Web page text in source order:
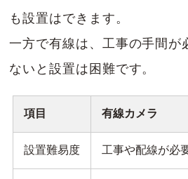
も設置はできます。
一方で有線は、工事の手間が
ないと設置は困難です。
項目 有線カメラ
設置難易度 工事や配線が必